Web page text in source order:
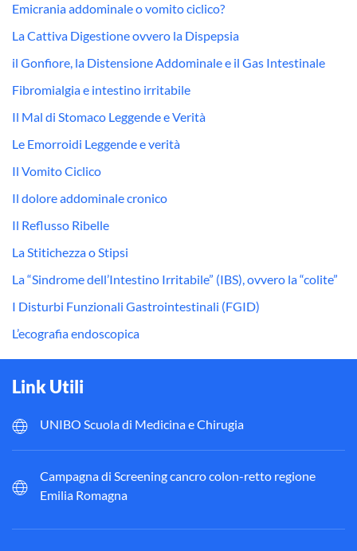
Emicrania addominale o vomito ciclico?
La Cattiva Digestione ovvero la Dispepsia
il Gonfiore, la Distensione Addominale e il Gas Intestinale
Fibromialgia e intestino irritabile
Il Mal di Stomaco Leggende e Verità
Le Emorroidi Leggende e verità
Il Vomito Ciclico
Il dolore addominale cronico
Il Reflusso Ribelle
La Stitichezza o Stipsi
La “Sindrome dell’Intestino Irritabile” (IBS), ovvero la “colite”
I Disturbi Funzionali Gastrointestinali (FGID)
L’ecografia endoscopica
Link Utili
UNIBO Scuola di Medicina e Chirugia
Campagna di Screening cancro colon-retto regione
Emilia Romagna